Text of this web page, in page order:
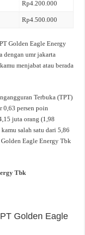
Rp4.200.000
Rp4.500.000
Golden Eagle Energy
dengan umr jakarta
menjabat atau berada
Terbuka (TPT)
0,63 persen poin
juta orang (1,98
salah satu dari 5,86
Eagle Energy Tbk
Tbk
Golden Eagle